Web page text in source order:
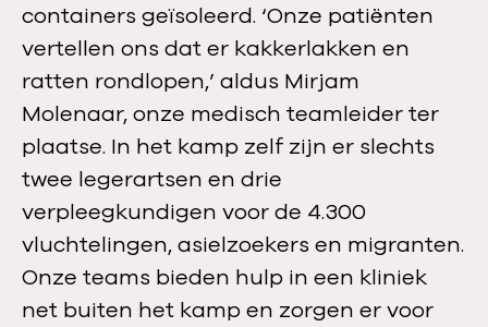
containers geïsoleerd. ‘Onze patiënten
vertellen ons dat er kakkerlakken en
ratten rondlopen,’ aldus Mirjam
Molenaar, onze medisch teamleider ter
plaatse. In het kamp zelf zijn er slechts
twee legerartsen en drie
verpleegkundigen voor de 4.300
vluchtelingen, asielzoekers en migranten.
Onze teams bieden hulp in een kliniek
net buiten het kamp en zorgen er voor